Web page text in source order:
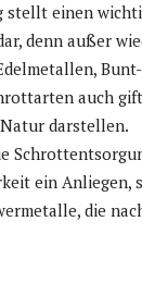
stellt einen
denn außer
auch
darstellen.
ein Anliegen,
die